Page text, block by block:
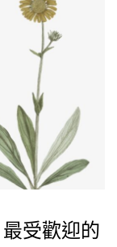
受歡迎的